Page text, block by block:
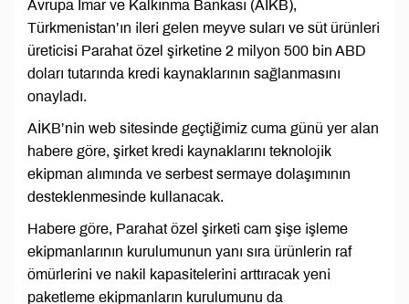
Avrupa İmar ve Kalkınma Bankası (AİKB),
Türkmenistan’ın ileri gelen meyve suları ve süt ürünleri
üreticisi Parahat özel şirketine 2 milyon 500 bin ABD
doları tutarında kredi kaynaklarının sağlanmasını
onayladı.
AİKB’nin web sitesinde geçtiğimiz cuma günü yer alan
habere göre, şirket kredi kaynaklarını teknolojik
ekipman alımında ve serbest sermaye dolaşımının
desteklenmesinde kullanacak.
Habere göre, Parahat özel şirketi cam şişe işleme
ekipmanlarının kurulumunun yanı sıra ürünlerin raf
ömürlerini ve nakil kapasitelerini arttıracak yeni
paketleme ekipmanların kurulumunu da